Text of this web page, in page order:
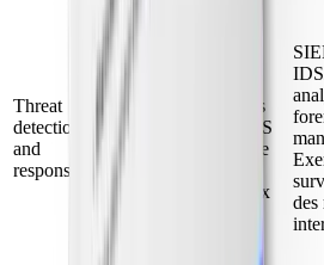
Threat
detection
and
response
associée à des outils
internes tels qu'AWS
GuardDuty et Azure
chasse proactive aux
des